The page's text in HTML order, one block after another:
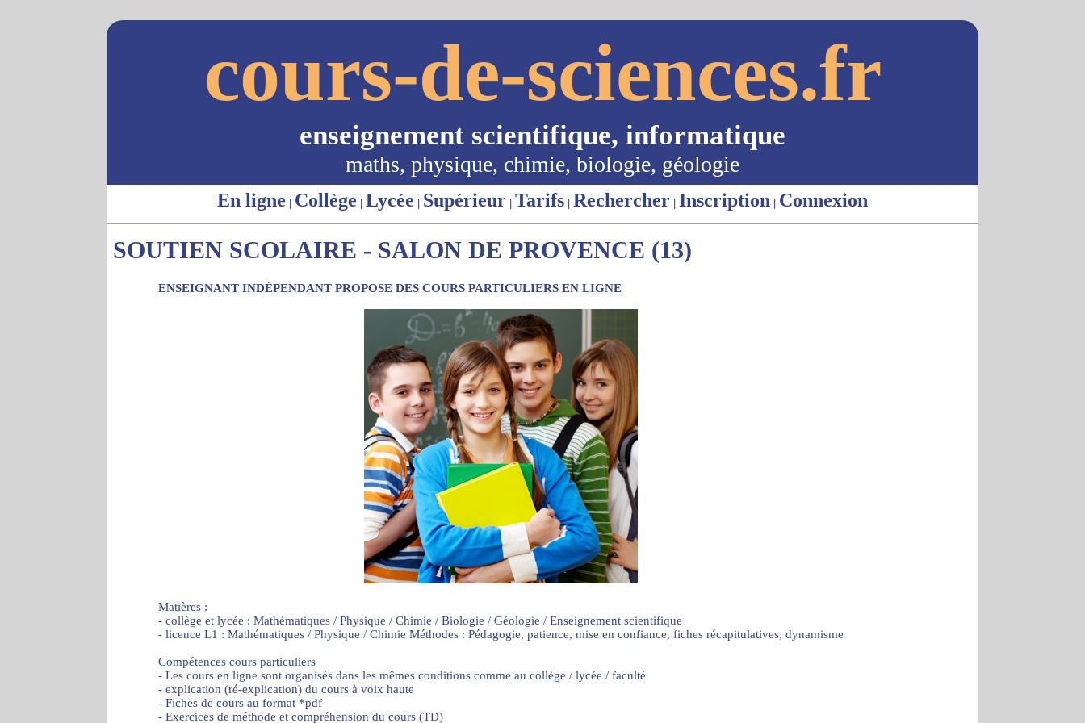
cours-de-sciences.fr
enseignement scientifique, informatique
maths, physique, chimie, biologie, géologie
En ligne | Collège | Lycée | Supérieur | Tarifs | Rechercher | Inscription | Connexion
SOUTIEN SCOLAIRE - SALON DE PROVENCE (13)
ENSEIGNANT INDÉPENDANT PROPOSE DES COURS PARTICULIERS EN LIGNE
Matières :
- collège et lycée : Mathématiques / Physique / Chimie / Biologie / Géologie / Enseignement scientifique
- licence L1 : Mathématiques / Physique / Chimie Méthodes : Pédagogie, patience, mise en confiance, fiches récapitulatives, dynamisme
Compétences cours particuliers
- Les cours en ligne sont organisés dans les mêmes conditions comme au collège / lycée / faculté
- explication (ré-explication) du cours à voix haute
- Fiches de cours au format *pdf
- Exercices de méthode et compréhension du cours (TD)